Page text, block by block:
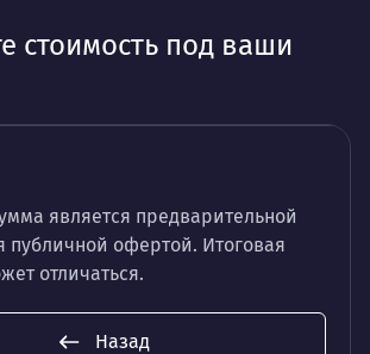
стоимость под ваши
является предварительной
публичной офертой. Итоговая
отличаться.
Назад